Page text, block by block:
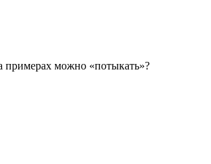
примерах можно «потыкать»?